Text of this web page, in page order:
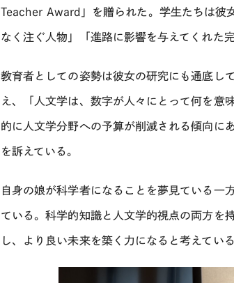
Teacher Award」を贈られた。学生たちは彼
なく注ぐ人物」「進路に影響を与えてくれた
教育者としての姿勢は彼女の研究にも通底し
え、「人文学は、数字が人々にとって何を意
的に人文学分野への予算が削減される傾向に
を訴えている。
自身の娘が科学者になることを夢見ている一
ている。科学的知識と人文学的視点の両方を
し、より良い未来を築く力になると考えてい